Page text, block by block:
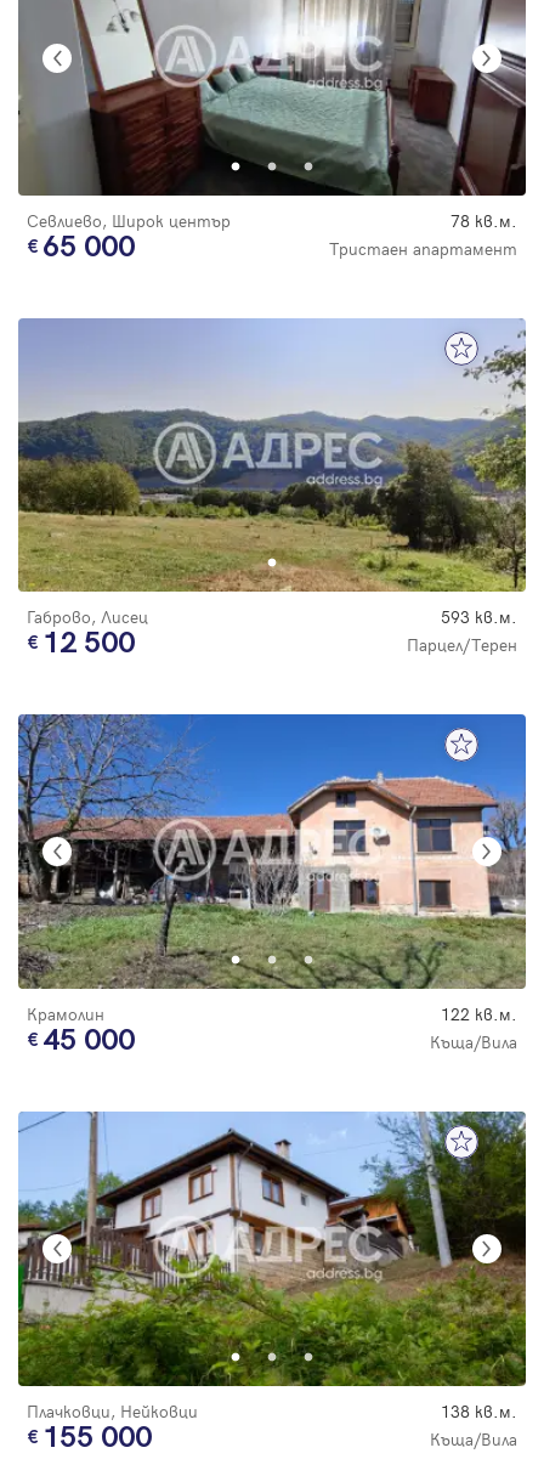
Севлиево, Широк център 78 кв.м.
65 000 Тристаен апартамент
Габрово, Лисец 593 кв.м.
12 500 Парцел/Терен
Крамолин 122 кв.м.
45 000 Къща/Вила
Плачковци, Нейковци 138 кв.м.
155 000 Къща/Вила